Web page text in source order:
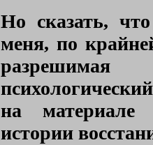
Но сказать,
меня, по
на материале
истории